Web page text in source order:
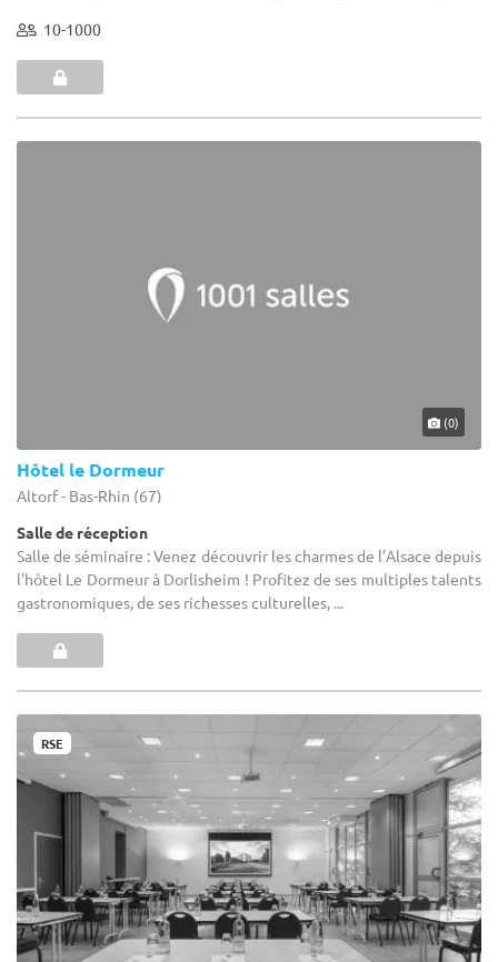
10-1000
(0)
Hôtel le Dormeur
Altorf - Bas-Rhin (67)
Salle de réception
Salle de séminaire : Venez découvrir les charmes de l’Alsace depuis
l'hôtel Le Dormeur à Dorlisheim ! Profitez de ses multiples talents
gastronomiques, de ses richesses culturelles, ...
RSE